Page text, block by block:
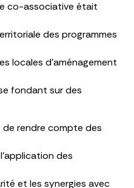
co-associative était
des programmes
locales d’aménagement
fondant sur des
rendre compte des
des
et les synergies avec